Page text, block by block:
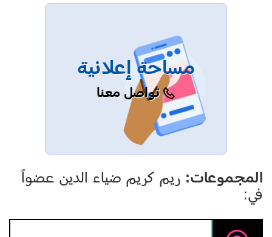
مساحة إعلانية
تواصل معنا
المجموعات: ريم كريم ضياء الدين عضواً
في: